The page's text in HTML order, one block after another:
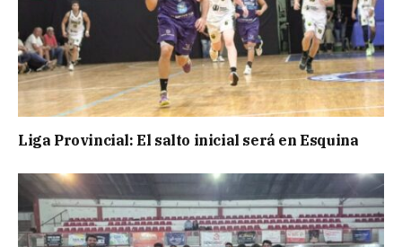
Liga Provincial: El salto inicial será en Esquina